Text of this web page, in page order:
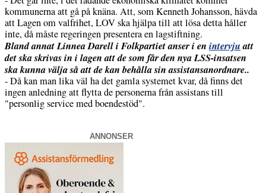
kommunerna att gå på knäna. Att, som Kenneth Johansson, hävda
att Lagen om valfrihet, LOV ska hjälpa till att lösa detta håller
inte, då måste regeringen presentera en lagstiftning.
Bland annat Linnea Darell i Folkpartiet anser i enintervjuatt
det ska skrivas in i lagen att de som får den nya LSS-insatsen
ska kunna välja så att de kan behålla sin assistansanordnare..
- Då kan man lika väl ha det gamla systemet kvar, då finns det
ingen anledning att flytta de personerna från assistans till
"personlig service med boendestöd".
ANNONSER